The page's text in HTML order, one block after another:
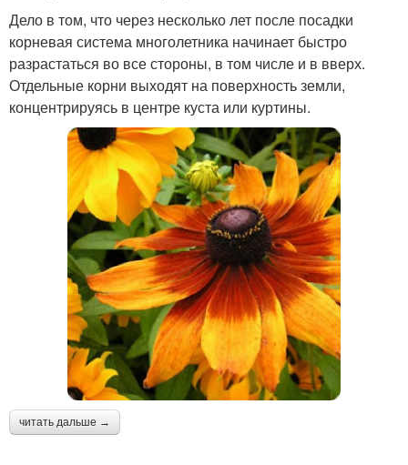
Дело в том, что через несколько лет после посадки
корневая система многолетника начинает быстро
разрастаться во все стороны, в том числе и в вверх.
Отдельные корни выходят на поверхность земли,
концентрируясь в центре куста или куртины.
читать дальше →